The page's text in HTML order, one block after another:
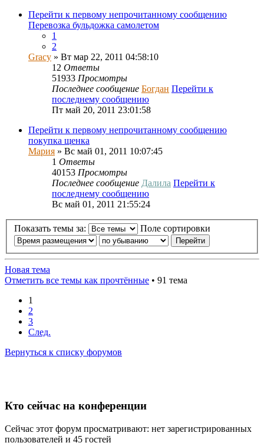
Перейти к первому непрочитанному сообщению
Перевозка бульдожка самолетом
1
2
Gracy » Вт мар 22, 2011 04:58:10
12 Ответы
51933 Просмотры
Последнее сообщение Богдан Перейти к
последнему сообщению
Пт май 20, 2011 23:01:58
Перейти к первому непрочитанному сообщению
покупка щенка
Мария » Вс май 01, 2011 10:07:45
1 Ответы
40153 Просмотры
Последнее сообщение Далила Перейти к
последнему сообщению
Вс май 01, 2011 21:55:24
Показать темы за: Поле сортировки
Новая тема
Отметить все темы как прочтённые • 91 тема
1
2
3
След.
Вернуться к списку форумов
Кто сейчас на конференции
Сейчас этот форум просматривают: нет зарегистрированных
пользователей и 45 гостей